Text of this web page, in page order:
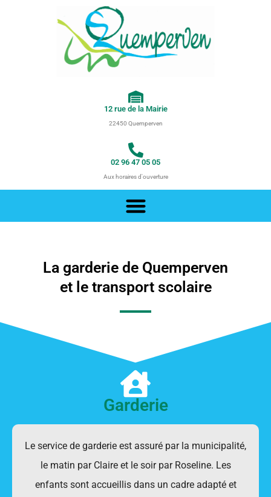
12 rue de la Mairie
22450 Quemperven
02 96 47 05 05
Aux horaires d'ouverture
La garderie de Quemperven
et le transport scolaire
Garderie
Le service de garderie est assuré par la municipalité,
le matin par Claire et le soir par Roseline. Les
enfants sont accueillis dans un cadre adapté et